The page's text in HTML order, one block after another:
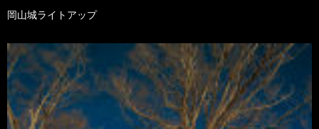
岡山城ライトアップ